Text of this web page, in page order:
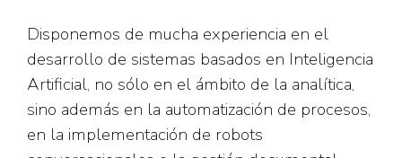
Disponemos de mucha experiencia en el
desarrollo de sistemas basados en Inteligencia
Artificial, no sólo en el ámbito de la analítica,
sino además en la automatización de procesos,
en la implementación de robots